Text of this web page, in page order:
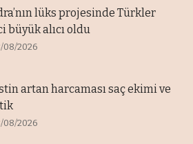
lüks projesinde Türkler
büyük alıcı oldu
08/2026
artan harcaması saç ekimi ve
08/2026